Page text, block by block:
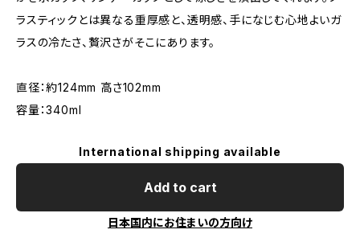
ラスティックとは異なる重厚感と、透明感、手になじむ心地よいガ
ラスの冷たさ、贅沢さがそこにあります。
直径：約124mm 高さ102mm
容量：340ml
International shipping available
Add to cart
日本国内にお住まいの方向け